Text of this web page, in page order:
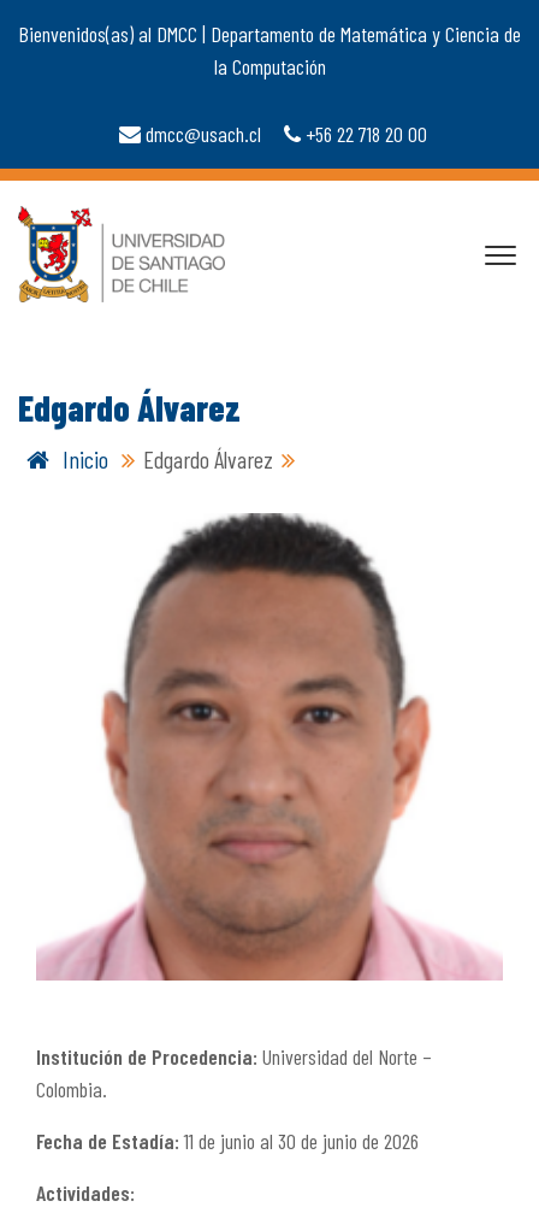
Bienvenidos(as) al DMCC | Departamento de Matemática y Ciencia de
la Computación
dmcc@usach.cl +56 22 718 20 00
Edgardo Álvarez
Inicio Edgardo Álvarez
Institución de Procedencia: Universidad del Norte –
Colombia.
Fecha de Estadía:11 de junio al 30 de junio de 2026
Actividades: